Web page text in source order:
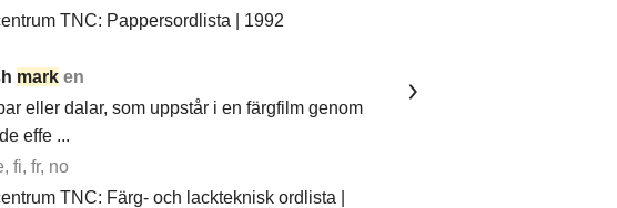
TNC: Pappersordlista | 1992
mark en
eller dalar, som uppstår i en färgfilm genom
effe ...
fi, fr, no
TNC: Färg- och lackteknisk ordlista |